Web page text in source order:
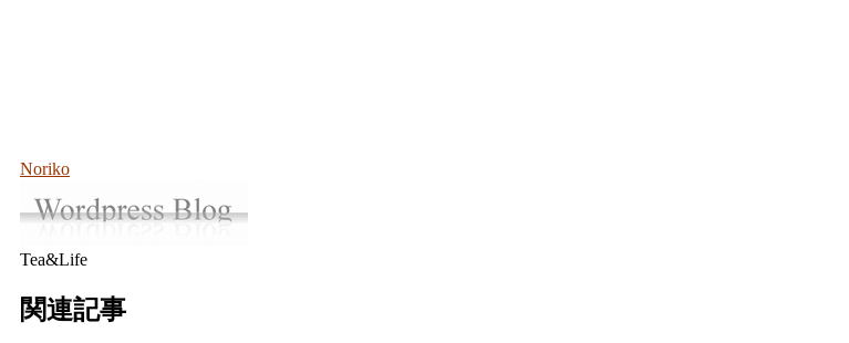
Noriko
Tea&Life
関連記事